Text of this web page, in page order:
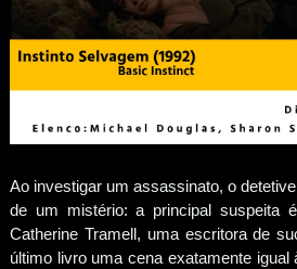
Ao investigar um assassinato, o
de um mistério: a principal suspeita
Catherine Tramell, uma escritora de
último livro uma cena exatamente